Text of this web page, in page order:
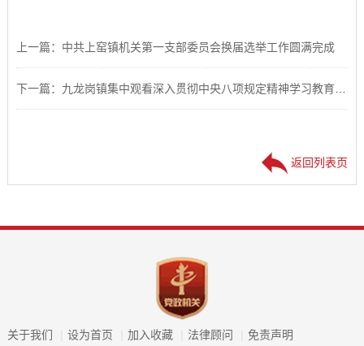
上一篇：中共上窑镇机关第一支部委员会换届选举工作圆满完成
下一篇：九龙岗镇集中观看深入贯彻中央八项规定精神学习教育警示教育片
返回列表页
关于我们 设为首页 加入收藏 法律顾问 免责声明